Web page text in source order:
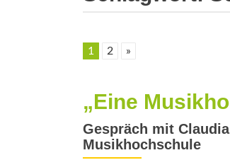
1 2 »
„Eine
Gespräch mit
Musikhochschule